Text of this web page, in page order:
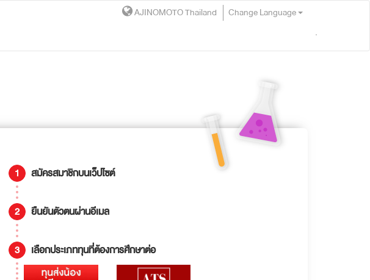
AJINOMOTO Thailand Change Language
สมัครสมาชิกบนเว็ปไซต์
ยืนยันตัวตนผ่านอีเมล
เลือกประเภททุนที่ต้องการศึกษาต่อ